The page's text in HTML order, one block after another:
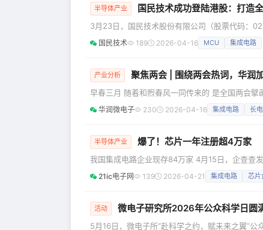
半导体产业 国民技术成功登陆港股：打造
3月23日，国民技术股份有限公司（股票代码：
“A+H”两地上市的全新发展篇章。这是国民技术
国民技术 189 2026-04-16 MCU 集成电路
产业分析 聚焦两会 | 围绕两会热词，华润
早春三月 随着和煦春风一同传来的 是全国两会
子科技、脑机接口 …… 一组组聚焦新兴支柱产业
华润微电子 230 2026-04-16 集成电路 长
半导体产业 爆了！芯片一年注册超4万家
我国集成电路企业现存84万家 4月15日，企查查
19.8%，创近十年新高。 区域分布上，2025年
21ic电子网 139 2026-04-21 集成电路 芯片
活动 微电子研究所2026年公众科学日圆
5月16日，微电子所“赴科学之约，赋未来之翼”